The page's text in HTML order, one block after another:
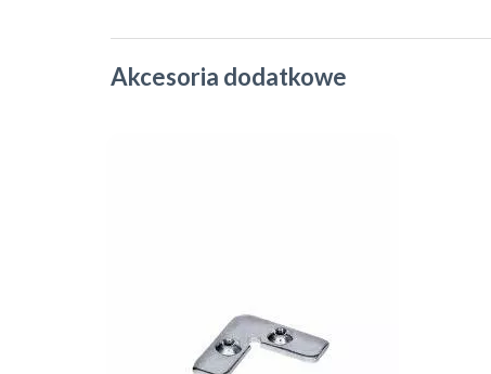
Akcesoria dodatkowe